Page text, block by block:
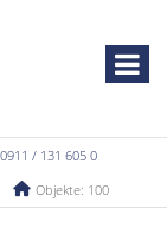
/ 131 605 0
Objekte: 100